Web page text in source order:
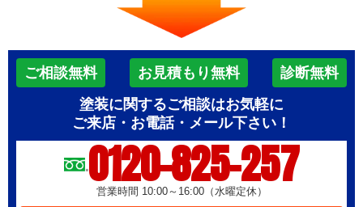
ご相談無料 お見積もり無料
診断無料
塗装に関するご相談はお気軽に
ご来店・お電話・メール下さい！
0120-825-257
営業時間 10:00～16:00（水曜定休）